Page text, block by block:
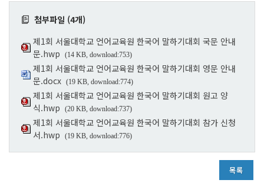
첨부파일 (4개)
제1회 서울대학교 언어교육원 한국어 말하기대회 국문 안내
문.hwp
(14 KB, download:753)
제1회 서울대학교 언어교육원 한국어 말하기대회 영문 안내
문.docx (19 KB, download:774)
제1회 서울대학교 언어교육원 한국어 말하기대회 원고 양
식.hwp
(20 KB, download:737)
제1회 서울대학교 언어교육원 한국어 말하기대회 참가 신청
서.hwp
(19 KB, download:776)
목록